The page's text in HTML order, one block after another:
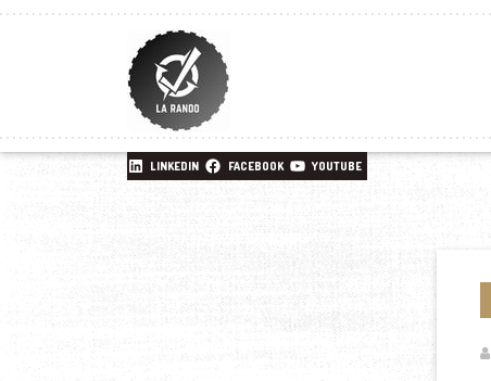
LINKEDIN FACEBOOK YOUTUBE